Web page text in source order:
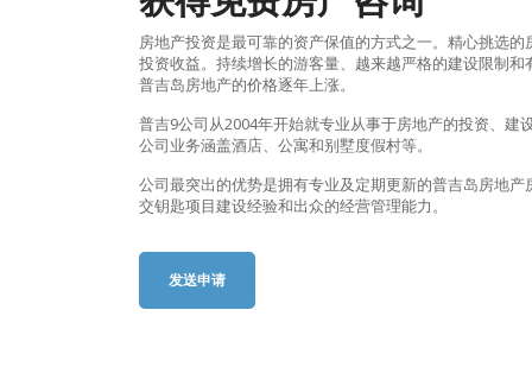
房地产投资是最可靠的资产保值的方式之一。精心挑选的
投资收益。持续增长的游客量、越来越严格的建设限制和
普吉岛房地产的价格逐年上涨。
普吉9公司从2004年开始就专业从事于房地产的投资、建
公司业务涵盖酒店、公寓和别墅度假村等。
公司最突出的优势是拥有专业及定期更新的普吉岛房地产
交钥匙项目建设经验和出众的经营管理能力。
发送申请